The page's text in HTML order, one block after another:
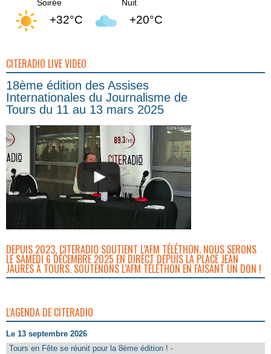
Soirée
+32°C
Nuit
+20°C
CITERADIO LIVE VIDEO
18ème édition des Assises
Internationales du Journalisme de
Tours du 11 au 13 mars 2025
DEPUIS 2023, CITERADIO SOUTIENT L’AFM TÉLÉTHON. NOUS SERONS
LE SAMEDI 6 DÉCEMBRE 2025 EN DIRECT DEPUIS LA PLACE JEAN
JAURÈS À TOURS. SOUTENONS L’AFM TÉLÉTHON EN FAISANT UN DON !
L'AGENDA DE CITERADIO
Le 13 septembre 2026
Tours en Fête se réunit pour la 8ème édition ! -